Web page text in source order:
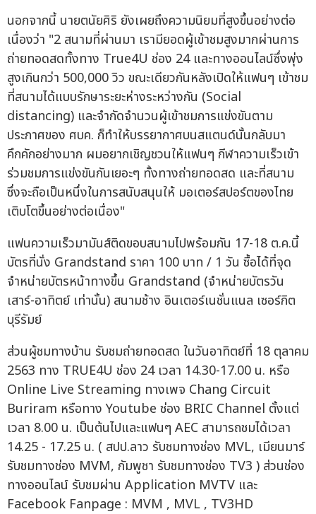
นอกจากนี้ นายตนัยศิริ ยังเผยถึงความนิยมที่สูงขึ้นอย่างต่อ
เนื่องว่า "2 สนามที่ผ่านมา เรามียอดผู้เข้าชมสูงมากผ่านการ
ถ่ายทอดสดทั้งทาง True4U ช่อง 24 และทางออนไลน์ซึ่งพุ่ง
สูงเกินกว่า 500,000 วิว ขณะเดียวกันหลังเปิดให้แฟนๆ เข้าชม
ที่สนามได้แบบรักษาระยะห่างระหว่างกัน (Social
distancing) และจำกัดจำนวนผู้เข้าชมการแข่งขันตาม
ประกาศของ ศบค. ก็ทำให้บรรยากาศบนสแตนด์นั้นกลับมา
คึกคักอย่างมาก ผมอยากเชิญชวนให้แฟนๆ กีฬาความเร็วเข้า
ร่วมชมการแข่งขันกันเยอะๆ ทั้งทางถ่ายทอดสด และที่สนาม
ซึ่งจะถือเป็นหนึ่งในการสนับสนุนให้ มอเตอร์สปอร์ตของไทย
เติบโตขึ้นอย่างต่อเนื่อง"
แฟนความเร็วมามันส์ติดขอบสนามไปพร้อมกัน 17-18 ต.ค.นี้
บัตรที่นั่ง Grandstand ราคา 100 บาท / 1 วัน ซื้อได้ที่จุด
จำหน่ายบัตรหน้าทางขึ้น Grandstand (จำหน่ายบัตรวัน
เสาร์-อาทิตย์ เท่านั้น) สนามช้าง อินเตอร์เนชั่นแนล เซอร์กิต
บุรีรัมย์
ส่วนผู้ชมทางบ้าน รับชมถ่ายทอดสด ในวันอาทิตย์ที่ 18 ตุลาคม
2563 ทาง TRUE4U ช่อง 24 เวลา 14.30-17.00 น. หรือ
Online Live Streaming ทางเพจ Chang Circuit
Buriram หรือทาง Youtube ช่อง BRIC Channel ตั้งแต่
เวลา 8.00 น. เป็นต้นไปและแฟนๆ AEC สามารถชมได้เวลา
14.25 - 17.25 น. ( สปป.ลาว รับชมทางช่อง MVL, เมียนมาร์
รับชมทางช่อง MVM, กัมพูชา รับชมทางช่อง TV3 ) ส่วนช่อง
ทางออนไลน์ รับชมผ่าน Application MVTV และ
Facebook Fanpage : MVM , MVL , TV3HD